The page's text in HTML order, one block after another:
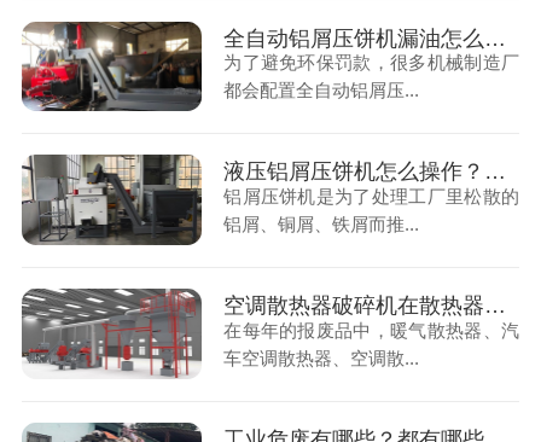
全自动铝屑压饼机漏油怎么办？铝屑压饼机漏油问题解答
为了避免环保罚款，很多机械制造厂
都会配置全自动铝屑压...
液压铝屑压饼机怎么操作？全自动铝屑压饼机操作规程
铝屑压饼机是为了处理工厂里松散的
铝屑、铜屑、铁屑而推...
空调散热器破碎机在散热器铜铝回收处理中的作用分析
在每年的报废品中，暖气散热器、汽
车空调散热器、空调散...